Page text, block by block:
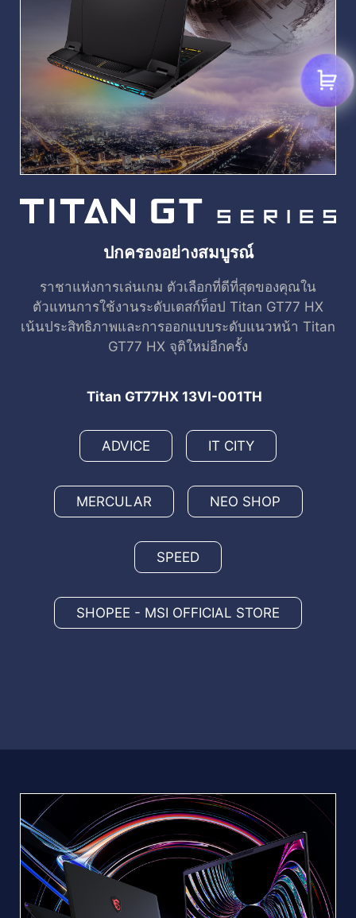
ปกครองอย่างสมบูรณ์
ราชาแห่งการเล่นเกม ตัวเลือกที่ดีที่สุดของคุณใน
ตัวแทนการใช้งานระดับเดสก์ท็อป Titan GT77 HX
เน้นประสิทธิภาพและการออกแบบระดับแนวหน้า Titan
GT77 HX จุติใหม่อีกครั้ง
Titan GT77HX 13VI-001TH
ADVICE IT CITY
MERCULAR NEO SHOP
SPEED
SHOPEE - MSI OFFICIAL STORE